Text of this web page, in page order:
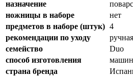
назначение
ножницы в наборе
нет
предметов в наборе (штук) 4
рекомендации по уходу
семейство
Duo
способ изготовления
страна бренда